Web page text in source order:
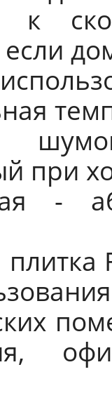
к
если
при
-